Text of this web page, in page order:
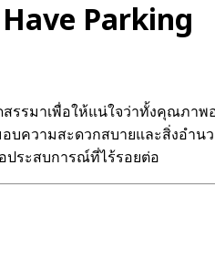
Parking
รมาเพื่อให้แน่ใจว่าทั้งคุณภา
บความสะดวกสบายและสิ่งอ
ประสบการณ์ที่ไร้รอยต่อ